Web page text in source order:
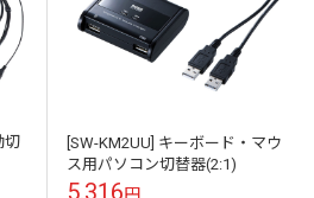
切
[SW-KM2UU] キーボード・マウ
ス用パソコン切替器(2:1)